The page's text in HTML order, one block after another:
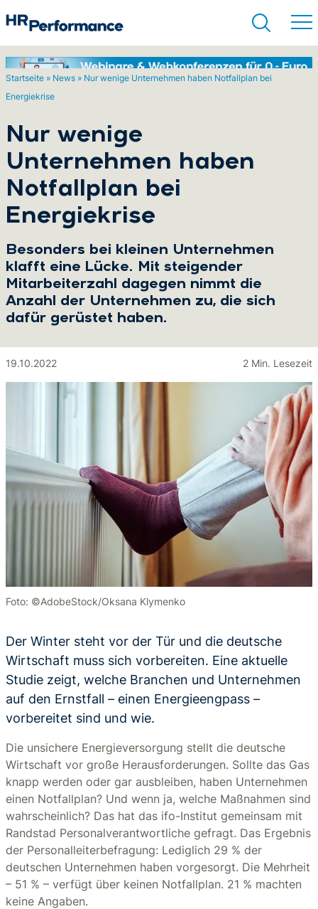
Startseite » News » Nur wenige Unternehmen haben Notfallplan bei
Energiekrise
Nur wenige
Unternehmen haben
Notfallplan bei
Energiekrise
Besonders bei kleinen Unternehmen
klafft eine Lücke. Mit steigender
Mitarbeiterzahl dagegen nimmt die
Anzahl der Unternehmen zu, die sich
dafür gerüstet haben.
19.10.2022 2 Min. Lesezeit
Foto: ©AdobeStock/Oksana Klymenko
Der Winter steht vor der Tür und die deutsche
Wirtschaft muss sich vorbereiten. Eine aktuelle
Studie zeigt, welche Branchen und Unternehmen
auf den Ernstfall – einen Energieengpass –
vorbereitet sind und wie.
Die unsichere Energieversorgung stellt die deutsche
Wirtschaft vor große Herausforderungen. Sollte das Gas
knapp werden oder gar ausbleiben, haben Unternehmen
einen Notfallplan? Und wenn ja, welche Maßnahmen sind
wahrscheinlich? Das hat das ifo-Institut gemeinsam mit
Randstad Personalverantwortliche gefragt. Das Ergebnis
der Personalleiterbefragung: Lediglich 29 % der
deutschen Unternehmen haben vorgesorgt. Die Mehrheit
– 51 % – verfügt über keinen Notfallplan. 21 % machten
keine Angaben.